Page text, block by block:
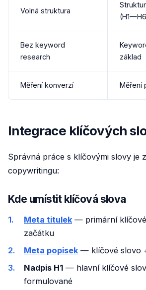
Volná struktura
Bez keyword
research
základ
Měření konverzí Měření
Integrace klíčových
Správná práce s klíčovými slovy je
copywritingu:
Kde umístit klíčová slova
Meta titulek — primární
začátku
Meta popisek — klíčové slovo
Nadpis H1 — hlavní klíčové
formulované